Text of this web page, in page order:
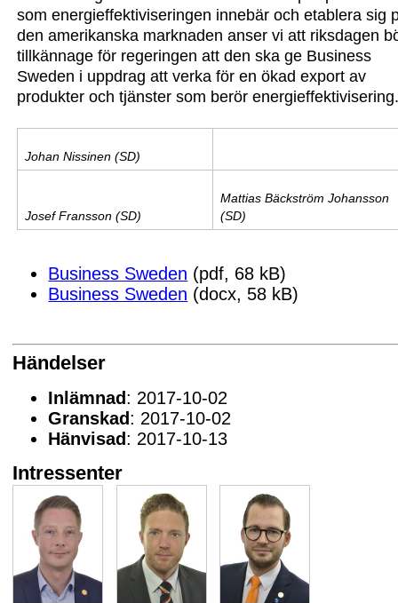
som energieffektiviseringen innebär och etablera sig
den amerikanska marknadenanser vi att riksdagen
tillkännage för regeringen att den ska ge Business
Sweden i uppdrag att verka för en ökad export av
produkter och tjänster som berör
Johan Nissinen (SD)
Josef Fransson (SD)
Mattias Bäckström Johansson
(SD)
Business Sweden (pdf, 68 kB)
Business Sweden (docx, 58 kB)
Händelser
Inlämnad: 2017-10-02
Granskad: 2017-10-02
Hänvisad: 2017-10-13
Intressenter